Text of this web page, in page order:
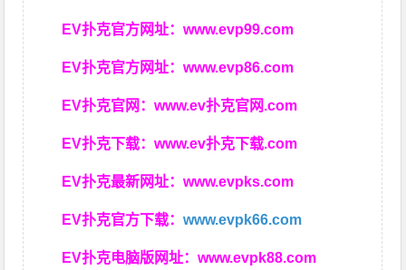
EV扑克官方网址：www.evp99.com
EV扑克官方网址：www.evp86.com
EV扑克官网：www.ev扑克官网.com
EV扑克下载：www.ev扑克下载.com
EV扑克最新网址：www.evpks.com
EV扑克官方下载：www.evpk66.com
EV扑克电脑版网址：www.evpk88.com